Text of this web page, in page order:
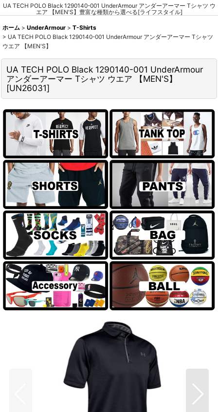
UA TECH POLO Black 1290140-001 UnderArmour アンダーアーマー Tシャツ ウ
エア 【MEN'S】豊富な種類から選べる[ライフスタイル]
ホーム > UnderArmour > T-Shirts
> UA TECH POLO Black 1290140-001 UnderArmour アンダーアーマー Tシャツ
ウエア 【MEN'S】
UA TECH POLO Black 1290140-001 UnderArmour
アンダーアーマー Tシャツ ウエア 【MEN'S】
[UN26031]